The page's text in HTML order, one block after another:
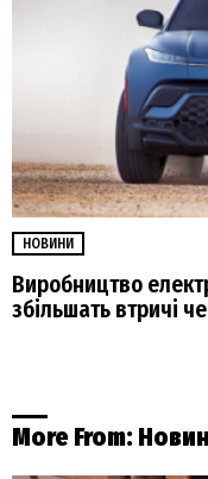
НОВИНИ
Виробництво
збільшать втричі
More From: